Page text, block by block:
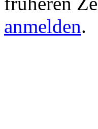
anmelden.